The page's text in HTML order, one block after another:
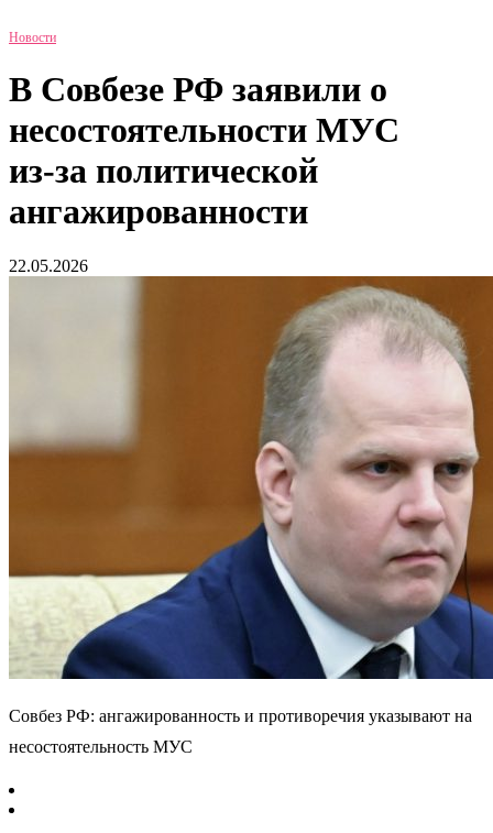
Новости
В Совбезе РФ заявили о
несостоятельности МУС
из‑за политической
ангажированности
22.05.2026
Совбез РФ: ангажированность и противоречия указывают на
несостоятельность МУС